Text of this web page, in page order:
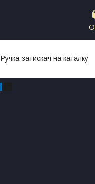
Ручка-затискач на каталку